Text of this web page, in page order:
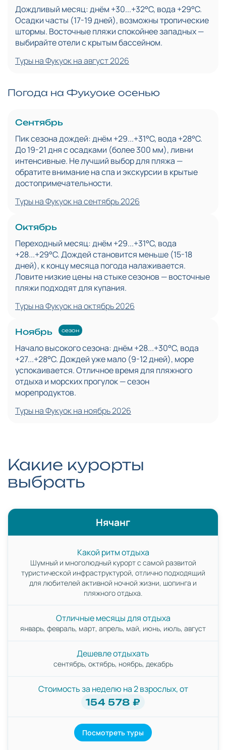
Дождливый месяц: днём +30...+32°C, вода +29°C.
Осадки часты (17-19 дней), возможны тропические
штормы. Восточные пляжи спокойнее западных —
выбирайте отели с крытым бассейном.
Туры на Фукуок на август 2026
Погода на Фукуоке осенью
Сентябрь
Пик сезона дождей: днём +29...+31°C, вода +28°C.
До 19-21 дня с осадками (более 300 мм), ливни
интенсивные. Не лучший выбор для пляжа —
обратите внимание на спа и экскурсии в крытые
достопримечательности.
Туры на Фукуок на сентябрь 2026
Октябрь
Переходный месяц: днём +29...+31°C, вода
+28...+29°C. Дождей становится меньше (15-18
дней), к концу месяца погода налаживается.
Ловите низкие цены на стыке сезонов — восточные
пляжи подходят для купания.
Туры на Фукуок на октябрь 2026
Ноябрь сезон
Начало высокого сезона: днём +28...+30°C, вода
+27...+28°C. Дождей уже мало (9-12 дней), море
успокаивается. Отличное время для пляжного
отдыха и морских прогулок — сезон
морепродуктов.
Туры на Фукуок на ноябрь 2026
Какие курорты
выбрать
Нячанг
Какой ритм отдыха
Шумный и многолюдный курорт с самой развитой
туристической инфраструктурой, отлично подходящий
для любителей активной ночной жизни, шопинга и
пляжного отдыха.
Отличные месяцы для отдыха
январь, февраль, март, апрель, май, июнь, июль, август
Дешевле отдыхать
сентябрь, октябрь, ноябрь, декабрь
Стоимость за неделю на 2 взрослых, от
154 578 ₽
Посмотреть туры